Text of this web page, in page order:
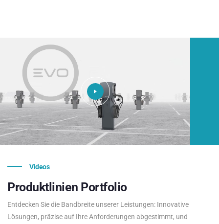
Videos
Produktlinien Portfolio
Entdecken Sie die Bandbreite unserer Leistungen: Innovative
Lösungen, präzise auf Ihre Anforderungen abgestimmt, und